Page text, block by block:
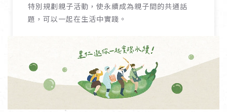
特別規劃親子活動，使永續成為親子間的共通話
題，可以一起在生活中實踐。